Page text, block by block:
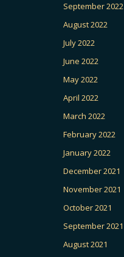
September 2022
August 2022
July 2022
June 2022
May 2022
April 2022
March 2022
February 2022
January 2022
December 2021
November 2021
October 2021
September 2021
August 2021